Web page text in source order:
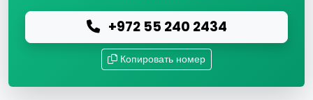
+972 55 240 2434
Копировать номер